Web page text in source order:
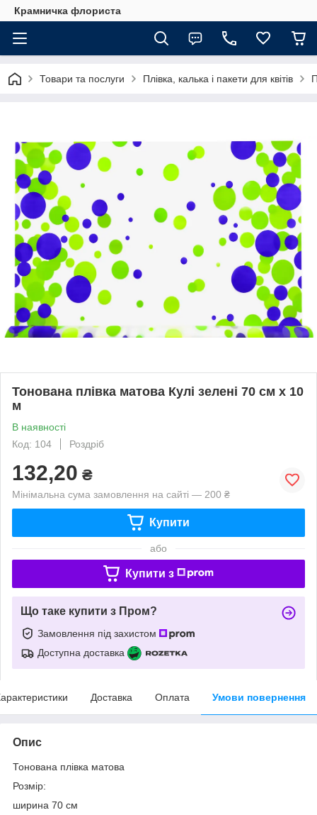
Крамничка флориста
Товари та послуги Плівка, калька і пакети для квітів
Тонована плівка матова Кулі зелені 70 см х 10
м
В наявності
Код: 104
Роздріб
132,20 ₴
Мінімальна сума замовлення на сайті — 200 ₴
Купити
або
Купити з
Що таке купити з Пром?
Замовлення під захистом
Доступна доставка
Доставка Оплата Умови повернення
Опис
Тонована плівка матова
Розмір:
ширина 70 см